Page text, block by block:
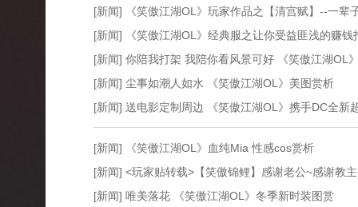
[新闻] 《笑傲江湖OL》玩家作品之【清宫赋】--一辈
[新闻] 《笑傲江湖OL》经典服之让你受益匪浅的赚钱
[新闻] 你陪我打架 我陪你看风景可好 《笑傲江湖OL
[新闻] 尘事如潮人如水 ​《笑傲江湖OL》美图赏析
[新闻] 送电影定制周边 《笑傲江湖OL》携手DC全新
[新闻] 《笑傲江湖OL》血纯Mia 性感cos赏析
[新闻] <玩家贴转载>【笑傲锦鲤】感谢老公~感谢教
[新闻] 唯美落花 《笑傲江湖OL》冬季新时装图赏